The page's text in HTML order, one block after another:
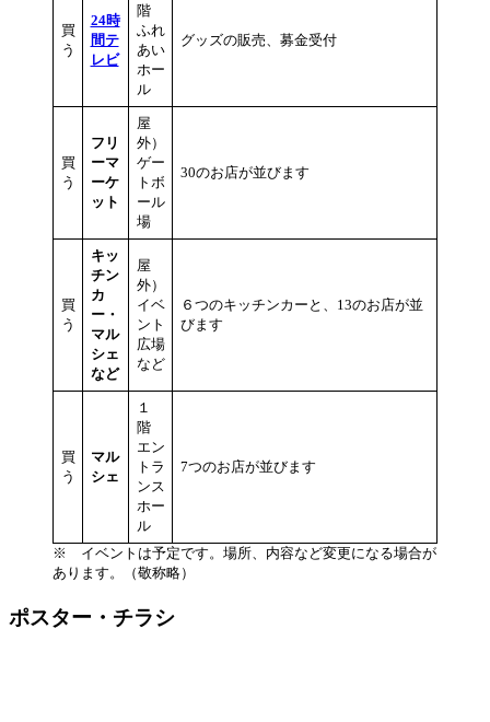
買
う
24時
間テ
レビ
階
ふれ
あい
ホー
ル
グッズの販売、募金受付
買
う
フリ
ーマ
ーケ
ット
屋
外）
ゲー
トボ
ール
場
30のお店が並びます
買
う
キッ
チン
カ
ー・
マル
シェ
など
屋
外）
イベ
ント
広場
など
６つのキッチンカーと、13のお店が並
びます
買
う
マル
シェ
１
階
エン
トラ
ンス
ホー
ル
7つのお店が並びます
※ イベントは予定です。場所、内容など変更になる場合が
あります。（敬称略）
ポスター・チラシ